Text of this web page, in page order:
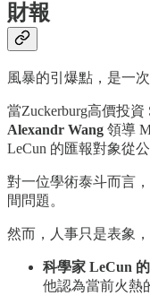
財報
風暴的引爆點，是一次
當Zuckerburg高價投
Alexandr Wang 領導
LeCun 的匯報對象從
對一位學術泰斗而言
間問題。
然而，人事只是表象
科學家 LeCun
他認為當前火熱